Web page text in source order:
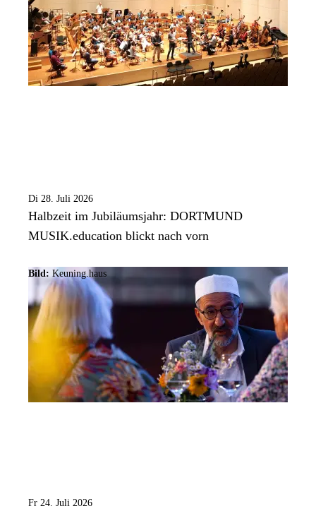
Di 28. Juli 2026
Halbzeit im Jubiläumsjahr: DORTMUND
MUSIK.education blickt nach vorn
Bild: Keuning.haus
Fr 24. Juli 2026